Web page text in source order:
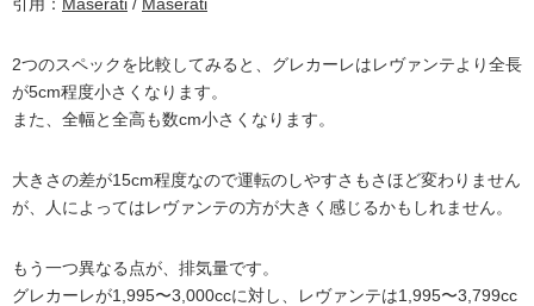
2つのスペックを比較してみると、グレカーレはレヴァンテより全長
が5cm程度小さくなります。
また、全幅と全高も数cm小さくなります。
大きさの差が15cm程度なので運転のしやすさもさほど変わりません
が、人によってはレヴァンテの方が大きく感じるかもしれません。
もう一つ異なる点が、排気量です。
グレカーレが1,995〜3,000ccに対し、レヴァンテは1,995〜3,799cc